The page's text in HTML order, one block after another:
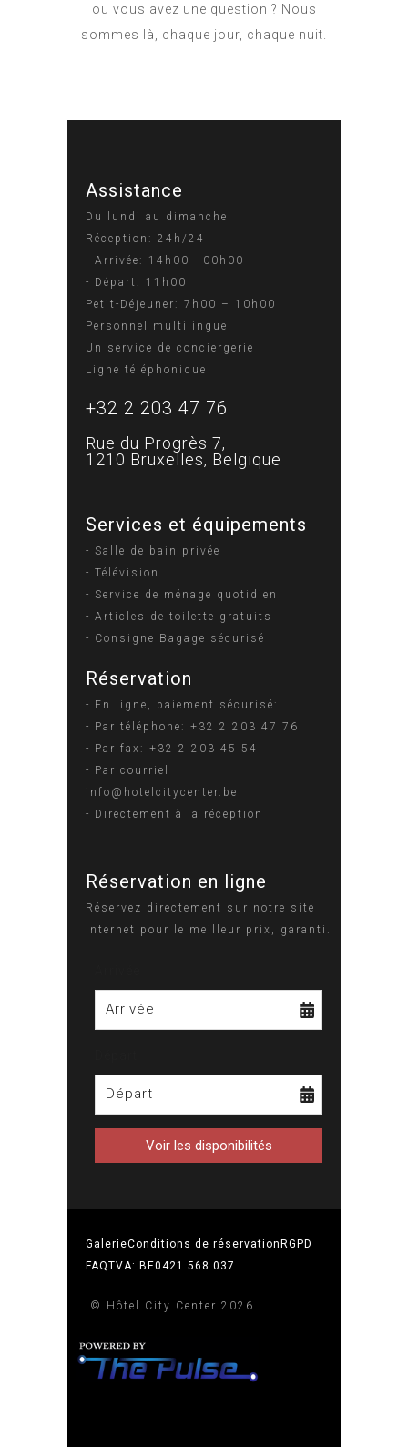
ou vous avez une question ? Nous
sommes là, chaque jour, chaque nuit.
Assistance
Du lundi au dimanche
Réception: 24h/24
- Arrivée: 14h00 - 00h00
- Départ: 11h00
Petit-Déjeuner: 7h00 – 10h00
Personnel multilingue
Un service de conciergerie
Ligne téléphonique
+32 2 203 47 76
Rue du Progrès 7,
1210 Bruxelles, Belgique
Services et équipements
- Salle de bain privée
- Télévision
- Service de ménage quotidien
- Articles de toilette gratuits
- Consigne Bagage sécurisé
Réservation
- En ligne, paiement sécurisé:
- Par téléphone: +32 2 203 47 76
- Par fax: +32 2 203 45 54
- Par courriel
info@hotelcitycenter.be
- Directement à la réception
Réservation en ligne
Réservez directement sur notre site
Internet pour le meilleur prix, garanti.
Arrivée
Départ
GalerieConditions de réservation RGPD
FAQTVA: BE0421.568.037
© Hôtel City Center 2026